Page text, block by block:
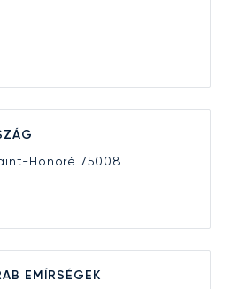
Honoré 75008
EMÍRSÉGEK